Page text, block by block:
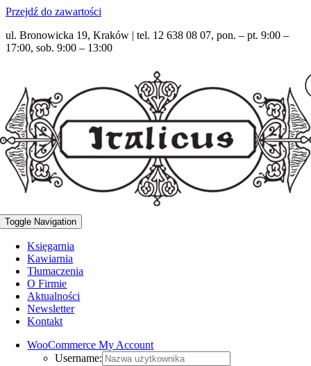
Przejdź do zawartości
ul. Bronowicka 19, Kraków | tel. 12 638 08 07, pon. – pt. 9:00 –
17:00, sob. 9:00 – 13:00
Toggle Navigation
Księgarnia
Kawiarnia
Tłumaczenia
O Firmie
Aktualności
Newsletter
Kontakt
WooCommerce My Account
Username: